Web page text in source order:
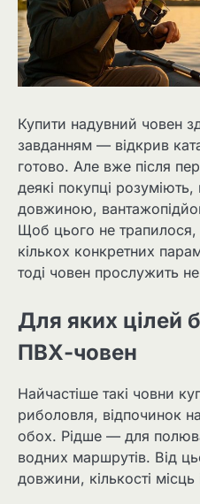
Купити надувний човен
завданням — відкрив
готово. Але вже після
деякі покупці
довжиною,
Щоб цього не трапилося,
кількох конкретних
тоді човен прослужить
Для яких цілей
ПВХ-човен
Найчастіше такі човни
риболовля, відпочинок
обох. Рідше — для
водних маршрутів. Від
довжини, кількості місць